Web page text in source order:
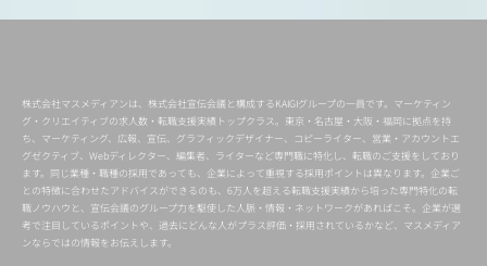
株式会社マスメディアンは、株式会社宣伝会議と構成するKAIGIグループの一員です。マーケティン
グ・クリエイティブの求人数・転職支援実績トップクラス。東京・名古屋・大阪・福岡に拠点を持
ち、マーケティング、広報、宣伝、グラフィックデザイナー、コピーライター、営業・アカウントエ
グゼクティブ、Webディレクター、編集者、ライターなど専門職に特化し、転職のご支援をしており
ます。同じ業種・職種の採用であっても、企業によって重視する採用ポイントは異なります。企業ご
との特徴に合わせたアドバイスができるのも、6万人を超える転職支援実績から培った専門特化の転
職ノウハウと、宣伝会議のグループ力を駆使した人脈・情報・ネットワークがあればこそ。企業が選
考で注目しているポイントや、過去にどんな人がプラス評価・採用されているかなど、マスメディア
ンならではの情報をお伝えします。